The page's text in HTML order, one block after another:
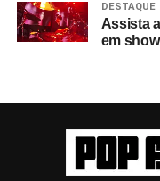
DESTAQUE
Assista
em